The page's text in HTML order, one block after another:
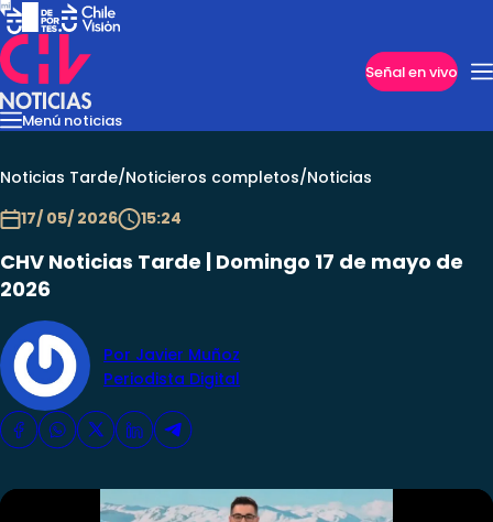
Señal en vivo
Menú noticias
InternacionalReportajesCazanoticiasEconomíaCasos
Noticias Tarde/Noticieros completos/Noticias
17/ 05/ 2026
15:24
CHV Noticias Tarde | Domingo 17 de mayo de
2026
Por Javier Muñoz
Periodista Digital
Imperdibles
Club De La Comedia